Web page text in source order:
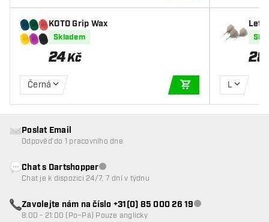
KOTO Grip Wax
Skladem
24Kč
Černá
PŘIDAT DO KOŠÍKU
L
Poslat Email
Odpověď do 1 pracovního dne
Chat s DartshopperZákaznický servis nedostupný
Chat je k dispozici 24/7, 7 dní v týdnu
Zavolejte nám na číslo +31(0) 85 000 26 19Zákaznický servis
8:00 - 21:00 (Po–Pá) Pouze anglicky